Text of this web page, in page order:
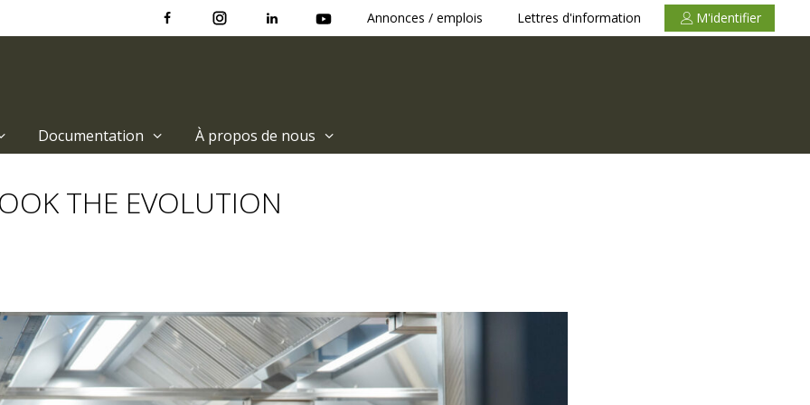
Annonces / emplois Lettres d'information M'identifier
Documentation À propos de nous
THE EVOLUTION